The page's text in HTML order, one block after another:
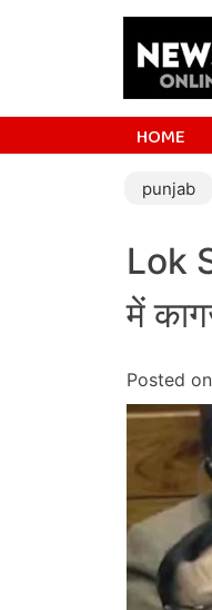
HOME
punjab
Lok
में
Posted on